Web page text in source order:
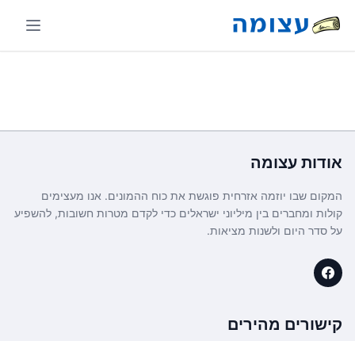
אודות עצומה
המקום שבו יוזמה אזרחית פוגשת את כוח ההמונים. אנו מעצימים
קולות ומחברים בין מיליוני ישראלים כדי לקדם מטרות חשובות, להשפיע
על סדר היום ולשנות מציאות.
קישורים מהירים